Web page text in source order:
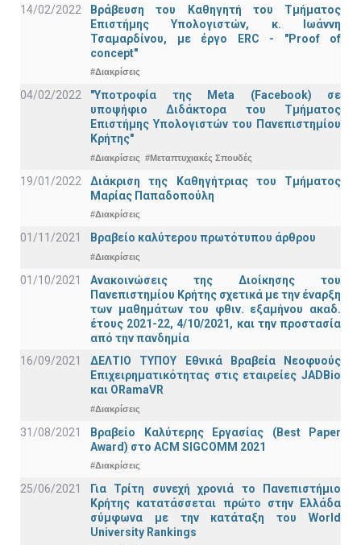
14/02/2022
Βράβευση του Καθηγητή του Τμήματος
Επιστήμης Υπολογιστών, κ. Ιωάννη
Τσαμαρδίνου, με έργο ERC - "Proof of
concept"
#Διακρίσεις
04/02/2022
"Υποτροφία της Meta (Facebook) σε
υποψήφιο Διδάκτορα του Τμήματος
Επιστήμης Υπολογιστών του Πανεπιστημίου
Κρήτης"
#Διακρίσεις #Μεταπτυχιακές Σπουδές
19/01/2022
Διάκριση της Καθηγήτριας του Τμήματος
Μαρίας Παπαδοπούλη
#Διακρίσεις
01/11/2021 Bραβείο καλύτερου πρωτότυπου άρθρου
#Διακρίσεις
01/10/2021
Ανακοινώσεις της Διοίκησης του
Πανεπιστημίου Κρήτης σχετικά με την έναρξη
των μαθημάτων του φθιν. εξαμήνου ακαδ.
έτους 2021-22, 4/10/2021, και την προστασία
από την πανδημία
16/09/2021
ΔΕΛΤΙΟ ΤΥΠΟΥ Εθνικά Βραβεία Νεοφυούς
Επιχειρηματικότητας στις εταιρείες JADBio
και ORamaVR
#Διακρίσεις
31/08/2021
Βραβείο Καλύτερης Εργασίας (Best Paper
Award) στο ACM SIGCOMM 2021
#Διακρίσεις
25/06/2021
Για Τρίτη συνεχή χρονιά το Πανεπιστήμιο
Κρήτης κατατάσσεται πρώτο στην Ελλάδα
σύμφωνα με την κατάταξη του World
University Rankings